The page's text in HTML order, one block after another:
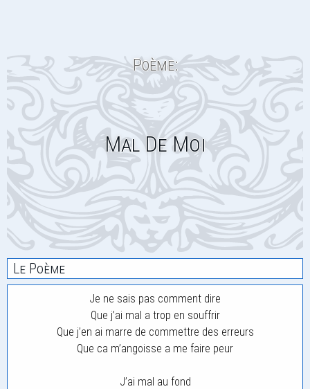
Poème:
Mal De Moi
Le Poème
Je ne sais pas comment dire
Que j’ai mal a trop en souffrir
Que j’en ai marre de commettre des erreurs
Que ca m’angoisse a me faire peur
J’ai mal au fond